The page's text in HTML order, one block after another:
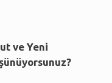
ve Yeni